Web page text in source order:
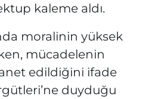
kaleme aldı.
moralinin yüksek
mücadelenin
edildiğini ifade
duyduğu